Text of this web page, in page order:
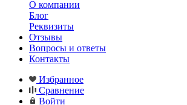
О компании
Блог
Реквизиты
Отзывы
Вопросы и ответы
Контакты
Избранное
Сравнение
Войти